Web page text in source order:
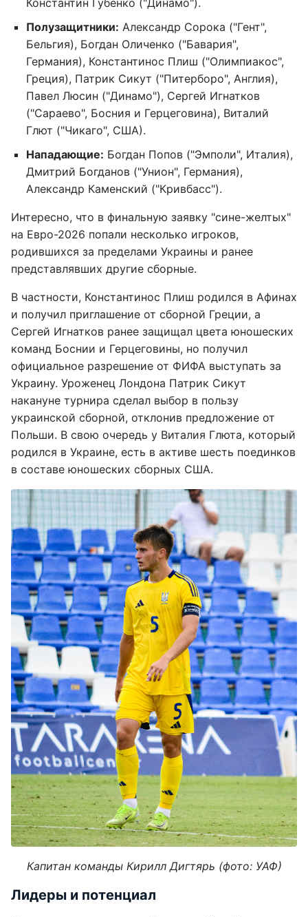
Константин Губенко ("Динамо").
Полузащитники: Александр Сорока ("Гент",
Бельгия), Богдан Оличенко ("Бавария",
Германия), Константинос Плиш ("Олимпиакос",
Греция), Патрик Сикут ("Питерборо", Англия),
Павел Люсин ("Динамо"), Сергей Игнатков
("Сараево", Босния и Герцеговина), Виталий
Глют ("Чикаго", США).
Нападающие: Богдан Попов ("Эмполи", Италия),
Дмитрий Богданов ("Унион", Германия),
Александр Каменский ("Кривбасс").
Интересно, что в финальную заявку "сине-желтых"
на Евро-2026 попали несколько игроков,
родившихся за пределами Украины и ранее
представлявших другие сборные.
В частности, Константинос Плиш родился в Афинах
и получил приглашение от сборной Греции, а
Сергей Игнатков ранее защищал цвета юношеских
команд Боснии и Герцеговины, но получил
официальное разрешение от ФИФА выступать за
Украину. Уроженец Лондона Патрик Сикут
накануне турнира сделал выбор в пользу
украинской сборной, отклонив предложение от
Польши. В свою очередь у Виталия Глюта, который
родился в Украине, есть в активе шесть поединков
в составе юношеских сборных США.
Капитан команды Кирилл Дигтярь (фото: УАФ)
Лидеры и потенциал